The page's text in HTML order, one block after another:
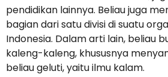
pendidikan lainnya. Beliau juga
bagian dari satu divisi di suatu
Indonesia. Dalam arti lain, beliau
kaleng-kaleng, khususnya
beliau geluti, yaitu ilmu kalam.